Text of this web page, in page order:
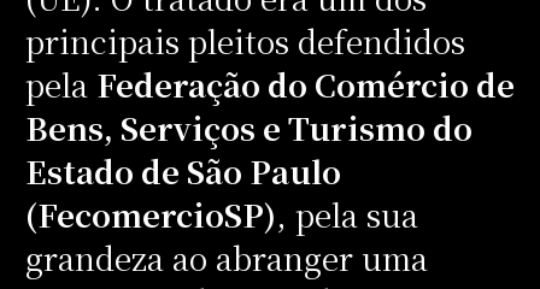
principais pleitos defendidos
pela Federação do Comércio de
Bens, Serviços e Turismo do
Estado de São Paulo
(FecomercioSP), pela sua
grandeza ao abranger uma